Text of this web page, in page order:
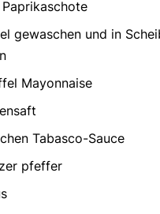
Paprikaschote
gewaschen und in
Mayonnaise
Tabasco-Sauce
pfeffer